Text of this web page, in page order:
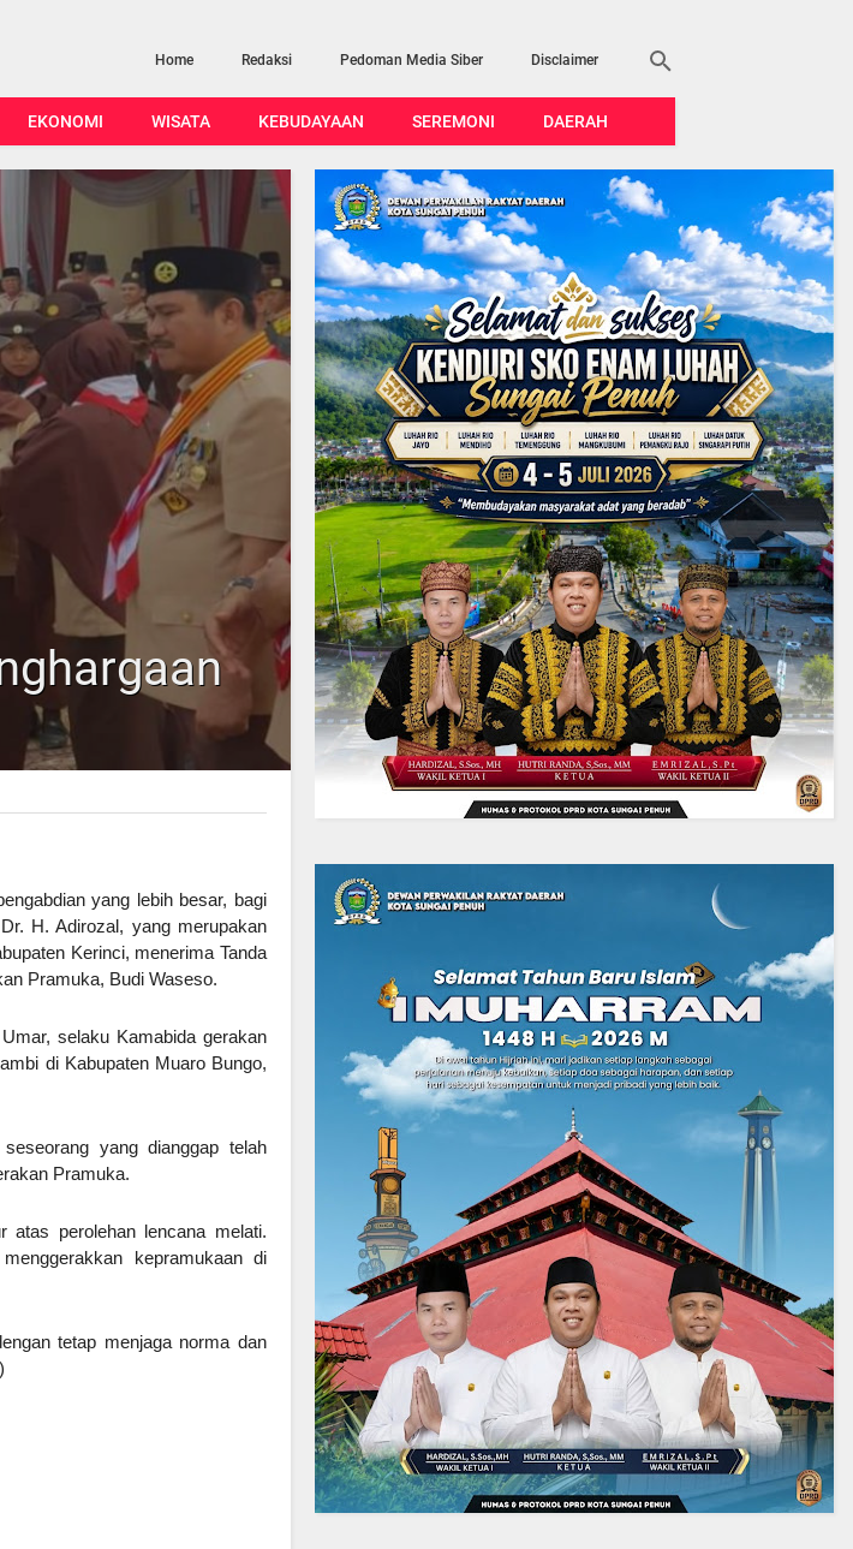
Home Redaksi Pedoman Media Siber Disclaimer
EKONOMI WISATA KEBUDAYAAN SEREMONI DAERAH
yang lebih besar, bagi
H. Adirozal, yang merupakan
Kerinci, menerima Tanda
Pramuka, Budi Waseso.
selaku Kamabida gerakan
di Kabupaten Muaro Bungo,
yang dianggap telah
Pramuka.
atas perolehan lencana melati.
kepramukaan di
tetap menjaga norma dan